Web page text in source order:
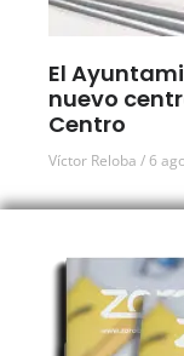
El
nuevo
Centro
Víctor Reloba 6